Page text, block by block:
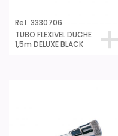
Ref. 3330706
TUBO FLEXIVEL DUCHE
1,5m DELUXE BLACK